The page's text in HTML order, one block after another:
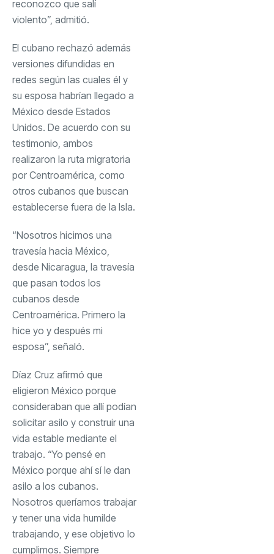
reconozco que salí
violento”, admitió.
El cubano rechazó además
versiones difundidas en
redes según las cuales él y
su esposa habrían llegado a
México desde Estados
Unidos. De acuerdo con su
testimonio, ambos
realizaron la ruta migratoria
por Centroamérica, como
otros cubanos que buscan
establecerse fuera de la Isla.
“Nosotros hicimos una
travesía hacia México,
desde Nicaragua, la travesía
que pasan todos los
cubanos desde
Centroamérica. Primero la
hice yo y después mi
esposa”, señaló.
Díaz Cruz afirmó que
eligieron México porque
consideraban que allí podían
solicitar asilo y construir una
vida estable mediante el
trabajo. “Yo pensé en
México porque ahí sí le dan
asilo a los cubanos.
Nosotros queríamos trabajar
y tener una vida humilde
trabajando, y ese objetivo lo
cumplimos. Siempre